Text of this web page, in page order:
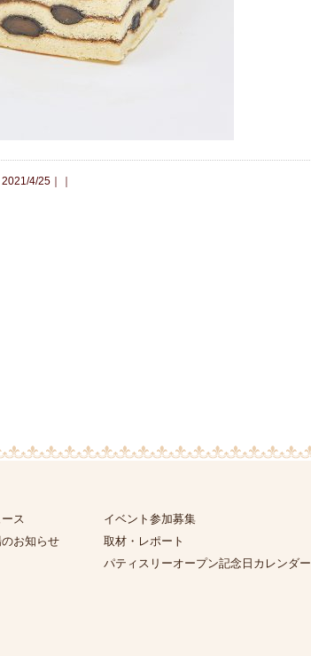
2021/4/25｜｜
ス
お知らせ
イベント参加募集
取材・レポート
パティスリーオープン記念日カレンダー